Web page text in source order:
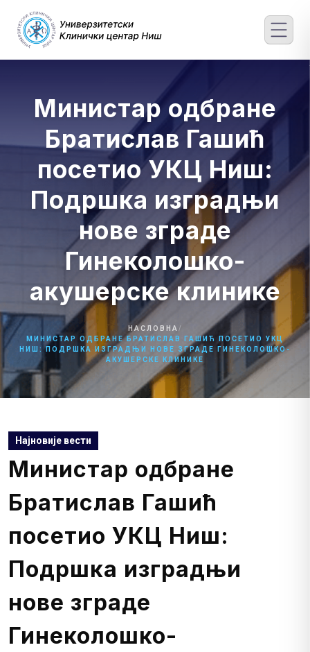
content
Министар одбране
Братислав Гашић
посетио УКЦ Ниш:
Подршка изградњи
нове зграде
Гинеколошко-
акушерске клинике
НАСЛОВНА /
МИНИСТАР ОДБРАНЕ БРАТИСЛАВ ГАШИЋ ПОСЕТИО УКЦ
НИШ: ПОДРШКА ИЗГРАДЊИ НОВЕ ЗГРАДЕ ГИНЕКОЛОШКО-
АКУШЕРСКЕ КЛИНИКЕ
Најновије вести
Министар одбране
Братислав Гашић
посетио УКЦ Ниш:
Подршка изградњи
нове зграде
Гинеколошко-